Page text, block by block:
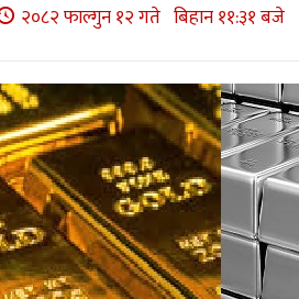
२०८२ फाल्गुन १२ गते बिहान ११:३१ बजे